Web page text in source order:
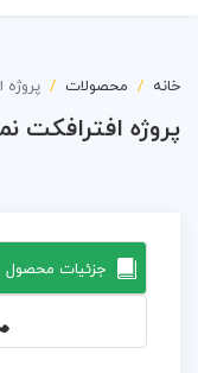
خانه محصولات پروژه
پروژه افترافکت
جزئیات محصول